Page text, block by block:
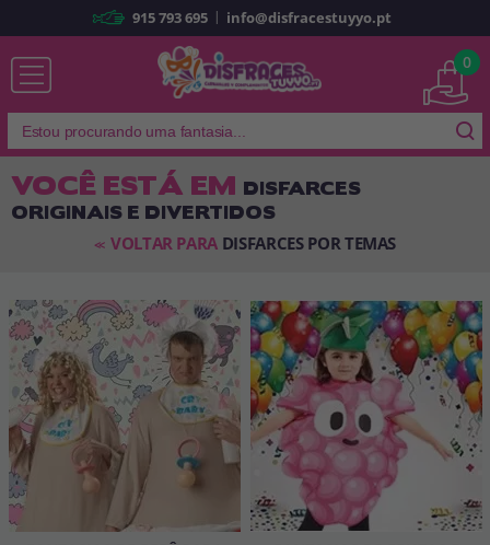
Já sou cliente
Lembrar-me Esqueceu sua senha?
É a minha primeira vez
Sou novo
Ao criar uma conta emdisfracestuyyo.pt, você poderá fazer suas
compras rapidamente em nossa loja virtual, verificar o status de seus
pedidos e consultar suas operações anteriores.
Vá em frente! Estávamos esperando por você.
915 793 695 | info@disfracestuyyo.pt
0
VOCÊ ESTÁ EM DISFARCES
ORIGINAIS E DIVERTIDOS
<< VOLTAR PARA DISFARCES POR TEMAS